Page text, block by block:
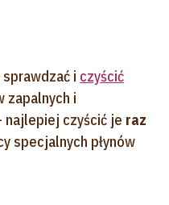
i czyścić
zapalnych i
najlepiej czyścić je raz
specjalnych płynów